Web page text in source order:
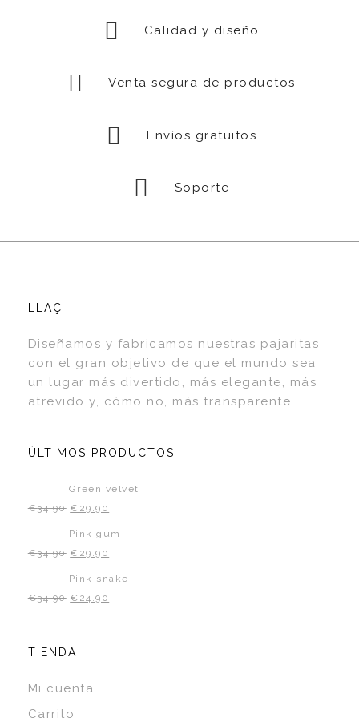
Calidad y diseño
Venta segura de productos
Envíos gratuitos
Soporte
LLAÇ
Diseñamos y fabricamos nuestras pajaritas
con el gran objetivo de que el mundo sea
un lugar más divertido, más elegante, más
atrevido y, cómo no, más transparente.
ÚLTIMOS PRODUCTOS
Green velvet
€34.90 € 29.90
Pink gum
€34.90 € 29.90
Pink snake
€34.90 € 24.90
TIENDA
Mi cuenta
Carrito